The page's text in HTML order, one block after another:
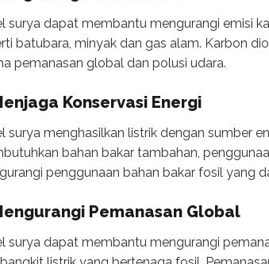
surya dapat membantu mengurangi emisi
batubara, minyak dan gas alam. Karbon
pemanasan global dan polusi udara.
Konservasi Energi
surya menghasilkan listrik dengan sumber
bahan bakar tambahan,
penggunaan bahan bakar fosil yang
Pemanasan Global
surya dapat membantu mengurangi